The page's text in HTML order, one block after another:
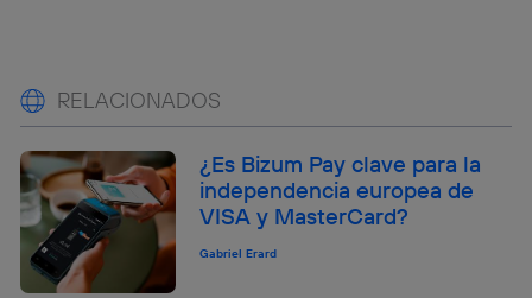
RELACIONADOS
¿Es Bizum Pay clave para la
independencia europea de
VISA y MasterCard?
Gabriel Erard